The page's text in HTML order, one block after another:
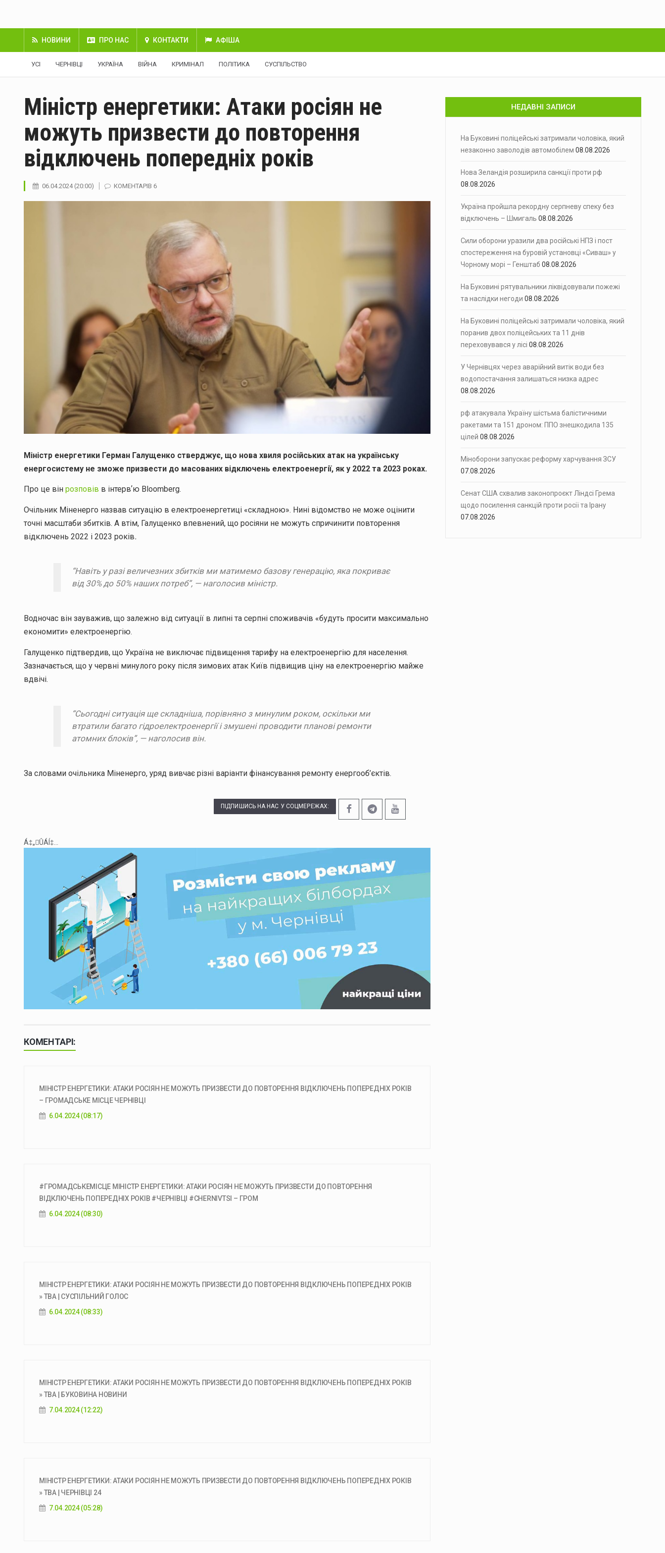
НОВИНИ ПРО НАС КОНТАКТИ АФІША
УСІ ЧЕРНІВЦІ УКРАЇНА ВІЙНА КРИМІНАЛ ПОЛІТИКА СУСПІЛЬСТВО
Міністр енергетики: Атаки росіян не
можуть призвести до повторення
відключень попередніх років
06.04.2024 (20:00) КОМЕНТАРІВ 6
Міністр енергетики Герман Галущенко стверджує, що нова хвиля російських атак на українську
енергосистему не зможе призвести до масованих відключень електроенергії, як у 2022 та 2023 роках.
Про це він розповів в інтервʼю Bloomberg.
Очільник Міненерго назвав ситуацію в електроенергетиці «складною». Нині відомство не може оцінити
точні масштаби збитків. А втім, Галущенко впевнений, що росіяни не можуть спричинити повторення
відключень 2022 і 2023 років.
“Навіть у разі величезних збитків ми матимемо базову генерацію, яка покриває
від 30% до 50% наших потреб”, — наголосив міністр.
Водночас він зауважив, що залежно від ситуації в липні та серпні споживачів «будуть просити максимально
економити» електроенергію.
Галущенко підтвердив, що Україна не виключає підвищення тарифу на електроенергію для населення.
Зазначається, що у червні минулого року після зимових атак Київ підвищив ціну на електроенергію майже
вдвічі.
“Сьогодні ситуація ще складніша, порівняно з минулим роком, оскільки ми
втратили багато гідроелектроенергії і змушені проводити планові ремонти
атомних блоків”, — наголосив він.
За словами очільника Міненерго, уряд вивчає різні варіанти фінансування ремонту енергооб’єктів.
ПІДПИШИСЬ НА НАС У СОЦМЕРЕЖАХ:
Á‡„ÛÁÍ‡...
КОМЕНТАРІ:
МІНІСТР ЕНЕРГЕТИКИ: АТАКИ РОСІЯН НЕ МОЖУТЬ ПРИЗВЕСТИ ДО ПОВТОРЕННЯ ВІДКЛЮЧЕНЬ ПОПЕРЕДНІХ РОКІВ
– ГРОМАДСЬКЕ МІСЦЕ ЧЕРНІВЦІ
6.04.2024 (08:17)
#ГРОМАДСЬКЕМІСЦЕ МІНІСТР ЕНЕРГЕТИКИ: АТАКИ РОСІЯН НЕ МОЖУТЬ ПРИЗВЕСТИ ДО ПОВТОРЕННЯ
ВІДКЛЮЧЕНЬ ПОПЕРЕДНІХ РОКІВ #ЧЕРНІВЦІ #CHERNIVTSI – ГРОМ
6.04.2024 (08:30)
МІНІСТР ЕНЕРГЕТИКИ: АТАКИ РОСІЯН НЕ МОЖУТЬ ПРИЗВЕСТИ ДО ПОВТОРЕННЯ ВІДКЛЮЧЕНЬ ПОПЕРЕДНІХ РОКІВ
» ТВА | СУСПІЛЬНИЙ ГОЛОС
6.04.2024 (08:33)
МІНІСТР ЕНЕРГЕТИКИ: АТАКИ РОСІЯН НЕ МОЖУТЬ ПРИЗВЕСТИ ДО ПОВТОРЕННЯ ВІДКЛЮЧЕНЬ ПОПЕРЕДНІХ РОКІВ
» ТВА | БУКОВИНА НОВИНИ
7.04.2024 (12:22)
МІНІСТР ЕНЕРГЕТИКИ: АТАКИ РОСІЯН НЕ МОЖУТЬ ПРИЗВЕСТИ ДО ПОВТОРЕННЯ ВІДКЛЮЧЕНЬ ПОПЕРЕДНІХ РОКІВ
» ТВА | ЧЕРНІВЦІ 24
7.04.2024 (05:28)
НЕДАВНІ ЗАПИСИ
На Буковині поліцейські затримали чоловіка, який
незаконно заволодів автомобілем 08.08.2026
Нова Зеландія розширила санкції проти рф
08.08.2026
Україна пройшла рекордну серпневу спеку без
відключень – Шмигаль 08.08.2026
Сили оборони уразили два російські НПЗ і пост
спостереження на буровій установці «Сиваш» у
Чорному морі – Генштаб 08.08.2026
На Буковині рятувальники ліквідовували пожежі
та наслідки негоди 08.08.2026
На Буковині поліцейські затримали чоловіка, який
поранив двох поліцейських та 11 днів
переховувався у лісі 08.08.2026
У Чернівцях через аварійний витік води без
водопостачання залишаться низка адрес
08.08.2026
рф атакувала Україну шістьма балістичними
ракетами та 151 дроном: ППО знешкодила 135
цілей 08.08.2026
Міноборони запускає реформу харчування ЗСУ
07.08.2026
Сенат США схвалив законопроєкт Ліндсі Грема
щодо посилення санкцій проти росії та Ірану
07.08.2026